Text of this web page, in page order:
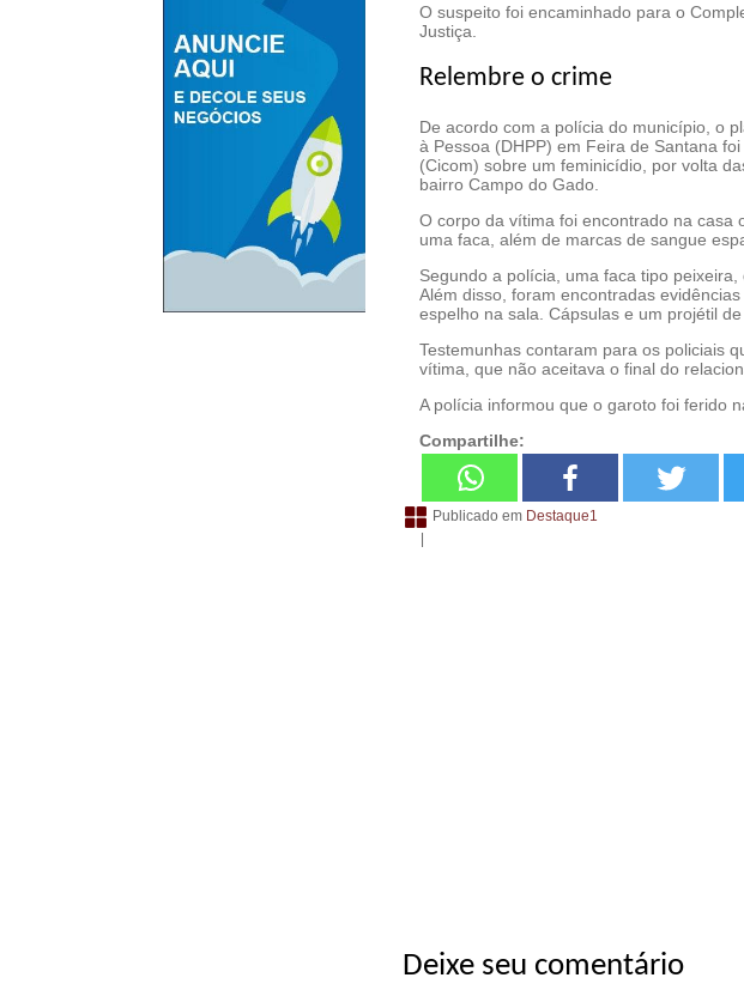
O suspeito foi encaminhado para o
Justiça.
Relembre o crime
De acordo com a polícia do município, o
à Pessoa (DHPP) em Feira de Santana
(Cicom) sobre um feminicídio, por volta
bairro Campo do Gado.
O corpo da vítima foi encontrado na casa
uma faca, além de marcas de sangue
Segundo a polícia, uma faca tipo
Além disso, foram encontradas
espelho na sala. Cápsulas e um projétil
Testemunhas contaram para os policiais
vítima, que não aceitava o final do
A polícia informou que o garoto foi ferido
Compartilhe:
Publicado em Destaque1
Deixe seu comentário